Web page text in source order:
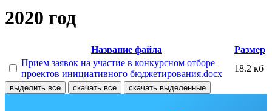
2020 год
Название файла
Размер
Прием заявок на участие в конкурсном отборе
проектов инициативного бюджетирования.docx
18.2 кб
выделить все скачать все скачать выделенные